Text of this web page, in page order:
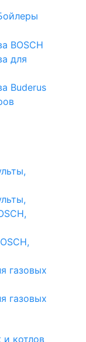
BOSCH
для
Buderus
газовых
газовых